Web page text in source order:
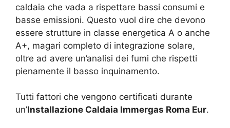
caldaia che vada a rispettare bassi consumi e
basse emissioni. Questo vuol dire che devono
essere strutture in classe energetica A o anche
A+, magari completo di integrazione solare,
oltre ad avere un’analisi dei fumi che rispetti
pienamente il basso inquinamento.
Tutti fattori che vengono certificati durante
un’Installazione Caldaia Immergas Roma Eur.